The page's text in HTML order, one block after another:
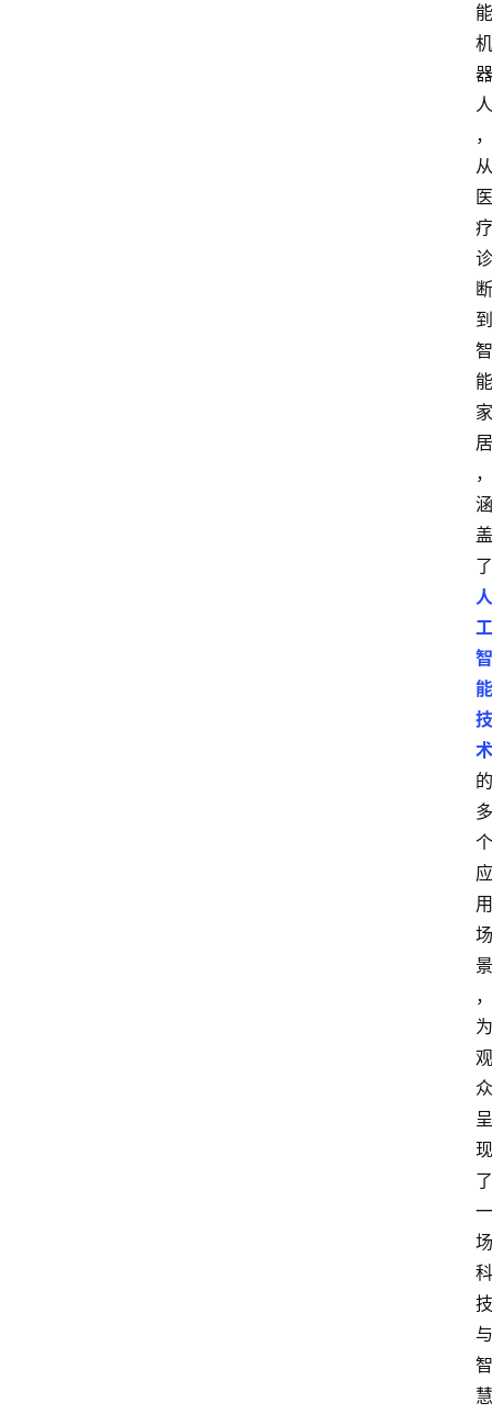
能
机
器
人
，
从
医
疗
诊
断
到
智
能
家
居
，
涵
盖
了
人
工
智
能
技
术
的
多
个
应
用
场
景
，
为
观
众
呈
现
了
一
场
科
技
与
智
慧